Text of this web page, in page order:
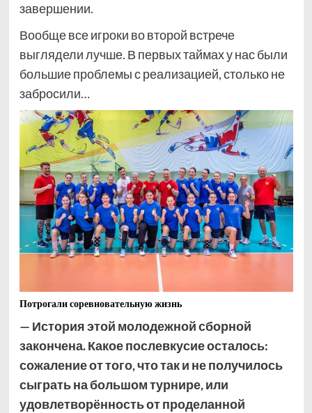
завершении.
Вообще все игроки во второй встрече
выглядели лучше. В первых таймах у нас были
большие проблемы с реализацией, столько не
забросили…
Потрогали соревновательную жизнь
— История этой молодежной сборной
закончена. Какое послевкусие осталось:
сожаление от того, что так и не получилось
сыграть на большом турнире, или
удовлетворённость от проделанной